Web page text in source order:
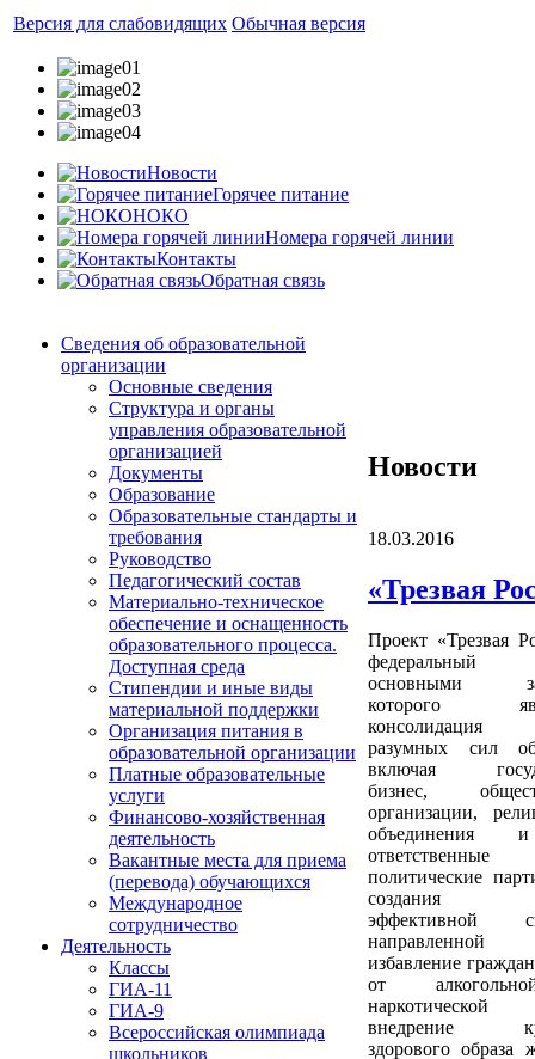
Версия для слабовидящих Обычная версия
Новости
Горячее питание
НОКО
Номера горячей линии
Контакты
Обратная связь
Сведения об образовательной
организации
Основные сведения
Структура и органы
управления образовательной
организацией
Документы
Образование
Образовательные стандарты и
требования
Руководство
Педагогический состав
Материально-техническое
обеспечение и оснащенность
образовательного процесса.
Доступная среда
Стипендии и иные виды
материальной поддержки
Организация питания в
образовательной организации
Платные образовательные
услуги
Финансово-хозяйственная
деятельность
Вакантные места для приема
(перевода) обучающихся
Международное
сотрудничество
Деятельность
Классы
ГИА-11
ГИА-9
Всероссийская олимпиада
школьников
Новости
18.03.2016
«Трезвая
Проект «Трезвая
федеральный
основными
которого
разумных сил
включая
бизнес,
организации,
объединения
ответственные
политические
создания
эффективной
избавление
от
наркотической
внедрение
здорового образа